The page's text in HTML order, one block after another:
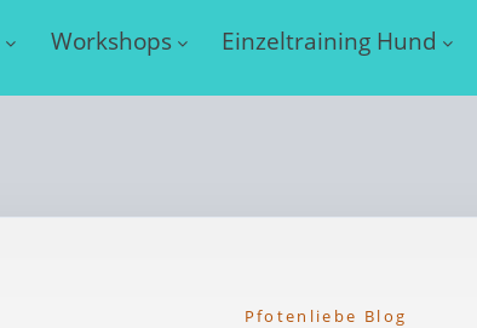
Workshops Einzeltraining Hund
Pfotenliebe Blog